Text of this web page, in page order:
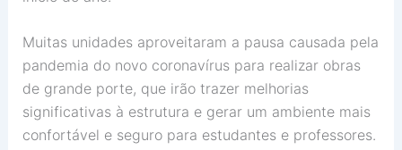
Muitas unidades aproveitaram a pausa causada pela
pandemia do novo coronavírus para realizar obras
de grande porte, que irão trazer melhorias
significativas à estrutura e gerar um ambiente mais
confortável e seguro para estudantes e professores.